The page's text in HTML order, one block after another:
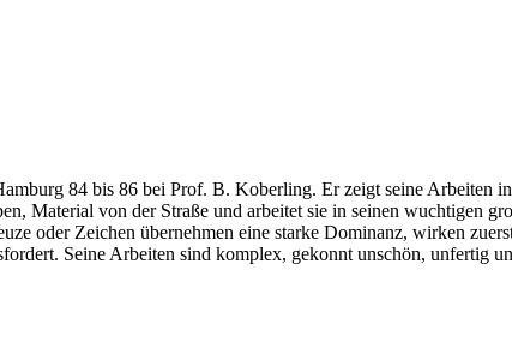
84 bis 86 bei Prof. B. Koberling. Er zeigt seine Arbeiten
Material von der Straße und arbeitet sie in seinen wuchtigen
oder Zeichen übernehmen eine starke Dominanz, wirken
Seine Arbeiten sind komplex, gekonnt unschön, unfertig